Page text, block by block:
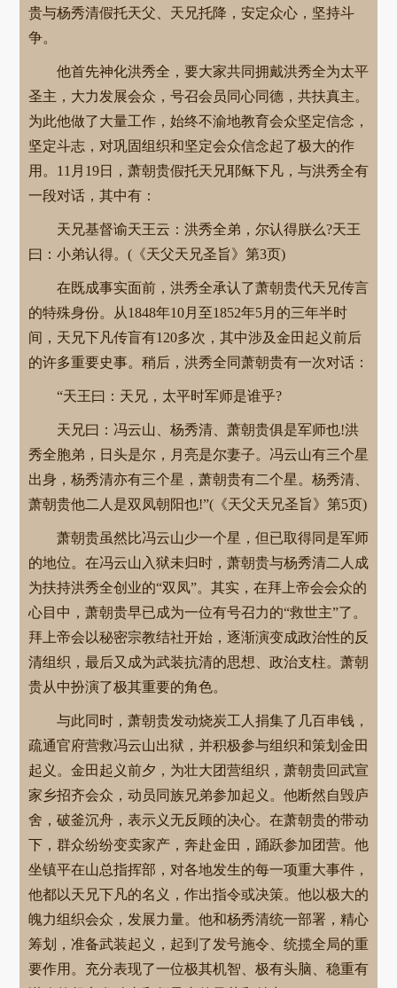
贵与杨秀清假托天父、天兄托降，安定众心，坚持斗
争。
他首先神化洪秀全，要大家共同拥戴洪秀全为太平
圣主，大力发展会众，号召会员同心同德，共扶真主。
为此他做了大量工作，始终不渝地教育会众坚定信念，
坚定斗志，对巩固组织和坚定会众信念起了极大的作
用。11月19日，萧朝贵假托天兄耶稣下凡，与洪秀全有
一段对话，其中有：
天兄基督谕天王云：洪秀全弟，尔认得朕么?天王
曰：小弟认得。(《天父天兄圣旨》第3页)
在既成事实面前，洪秀全承认了萧朝贵代天兄传言
的特殊身份。从1848年10月至1852年5月的三年半时
间，天兄下凡传盲有120多次，其中涉及金田起义前后
的许多重要史事。稍后，洪秀全同萧朝贵有一次对话：
“天王曰：天兄，太平时军师是谁乎?
天兄曰：冯云山、杨秀清、萧朝贵俱是军师也!洪
秀全胞弟，日头是尔，月亮是尔妻子。冯云山有三个星
出身，杨秀清亦有三个星，萧朝贵有二个星。杨秀清、
萧朝贵他二人是双凤朝阳也!”(《天父天兄圣旨》第5页)
萧朝贵虽然比冯云山少一个星，但已取得同是军师
的地位。在冯云山入狱未归时，萧朝贵与杨秀清二人成
为扶持洪秀全创业的“双凤”。其实，在拜上帝会会众的
心目中，萧朝贵早已成为一位有号召力的“救世主”了。
拜上帝会以秘密宗教结社开始，逐渐演变成政治性的反
清组织，最后又成为武装抗清的思想、政治支柱。萧朝
贵从中扮演了极其重要的角色。
与此同时，萧朝贵发动烧炭工人捐集了几百串钱，
疏通官府营救冯云山出狱，并积极参与组织和策划金田
起义。金田起义前夕，为壮大团营组织，萧朝贵回武宣
家乡招齐会众，动员同族兄弟参加起义。他断然自毁庐
舍，破釜沉舟，表示义无反顾的决心。在萧朝贵的带动
下，群众纷纷变卖家产，奔赴金田，踊跃参加团营。他
坐镇平在山总指挥部，对各地发生的每一项重大事件，
他都以天兄下凡的名义，作出指令或决策。他以极大的
魄力组织会众，发展力量。他和杨秀清统一部署，精心
筹划，准备武装起义，起到了发号施令、统揽全局的重
要作用。充分表现了一位极其机智、极有头脑、稳重有